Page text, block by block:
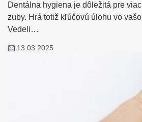
Dentálna hygiena je dôležitá pre
zuby. Hrá totiž kľúčovú úlohu vo
Vedeli…
13.03.2025